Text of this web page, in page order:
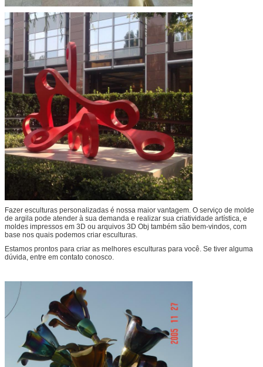
Fazer esculturas personalizadas é nossa maior vantagem. O serviço de molde
de argila pode atender à sua demanda e realizar sua criatividade artística, e
moldes impressos em 3D ou arquivos 3D Obj também são bem-vindos, com
base nos quais podemos criar esculturas.
Estamos prontos para criar as melhores esculturas para você. Se tiver alguma
dúvida, entre em contato conosco.